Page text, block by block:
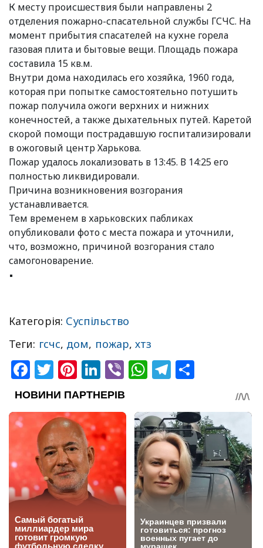
К месту происшествия были направлены 2
отделения пожарно-спасательной службы ГСЧС. На
момент прибытия спасателей на кухне горела
газовая плита и бытовые вещи. Площадь пожара
составила 15 кв.м.
Внутри дома находилась его хозяйка, 1960 года,
которая при попытке самостоятельно потушить
пожар получила ожоги верхних и нижних
конечностей, а также дыхательных путей. Каретой
скорой помощи пострадавшую госпитализировали
в ожоговый центр Харькова.
Пожар удалось локализовать в 13:45. В 14:25 его
полностью ликвидировали.
Причина возникновения возгорания
устанавливается.
Тем временем в харьковских пабликах
опубликовали фото с места пожара и уточнили,
что, возможно, причиной возгорания стало
самогоноварение.
Категорія: Суспільство
Теги: гсчс, дом, пожар,хтз
Facebook
Twitter
Pinterest
LinkedIn
ViberWhatsApp
Telegram